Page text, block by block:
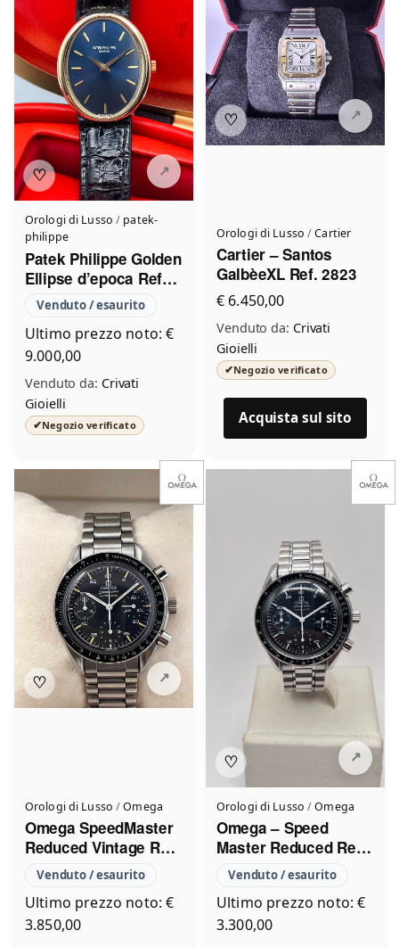
♡
Orologi di Lusso / patek-
philippe
Patek Philippe Golden
Ellipse d’epoca Ref
4225J
Venduto / esaurito
Ultimo prezzo noto: €
9.000,00
Venduto da: Crivati
Gioielli
✔Negozio verificato
♡
Orologi di Lusso /Cartier
Cartier – Santos
GalbèeXL Ref. 2823
€ 6.450,00
Venduto da: Crivati
Gioielli
✔Negozio verificato
Acquista sul sito
♡
Orologi di Lusso /Omega
Omega SpeedMaster
Reduced Vintage Ref
ST3750032 Full Set
1988 come nuovo
Venduto / esaurito
Ultimo prezzo noto: €
3.850,00
♡
Orologi di Lusso /Omega
Omega – Speed
Master Reduced Ref.
3510.5000
Venduto / esaurito
Ultimo prezzo noto: €
3.300,00